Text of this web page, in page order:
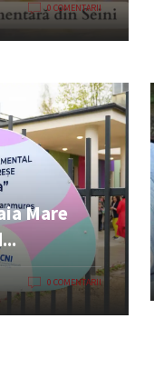
0 COMENTARII
Mare
0 COMENTARII